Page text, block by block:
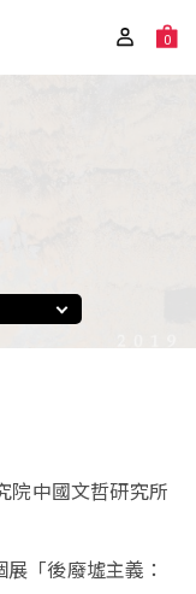
0
院中國文哲研究所
「後廢墟主義：